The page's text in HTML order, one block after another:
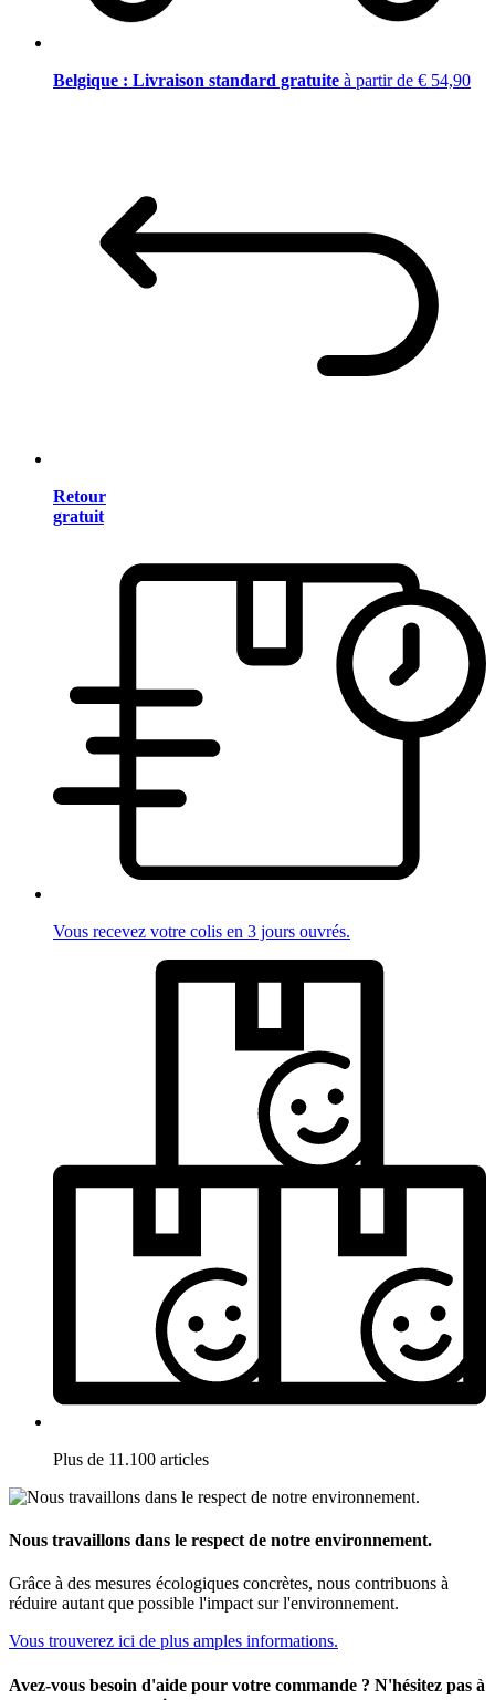
Belgique : Livraison standard gratuite à partir de € 54,90
Retour
gratuit
Vous recevez votre colis en 3 jours ouvrés.
Plus de 11.100 articles
Nous travaillons dans le respect de notre environnement.
Grâce à des mesures écologiques concrètes, nous contribuons à
réduire autant que possible l'impact sur l'environnement.
Vous trouverez ici de plus amples informations.
Avez-vous besoin d'aide pour votre commande ? N'hésitez pas à